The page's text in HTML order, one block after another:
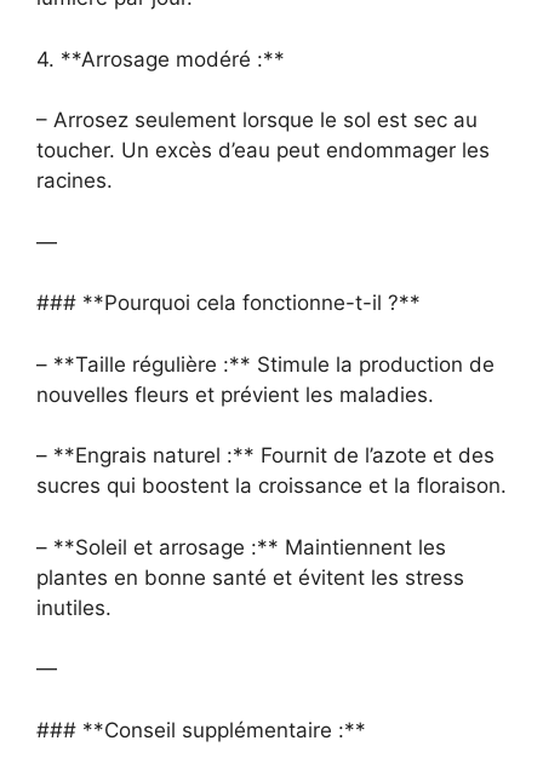
4. **Arrosage modéré :**
– Arrosez seulement lorsque le sol est sec au
toucher. Un excès d’eau peut endommager les
racines.
—
### **Pourquoi cela fonctionne-t-il ?**
– **Taille régulière :** Stimule la production de
nouvelles fleurs et prévient les maladies.
– **Engrais naturel :** Fournit de l’azote et des
sucres qui boostent la croissance et la floraison.
– **Soleil et arrosage :** Maintiennent les
plantes en bonne santé et évitent les stress
inutiles.
—
### **Conseil supplémentaire :**